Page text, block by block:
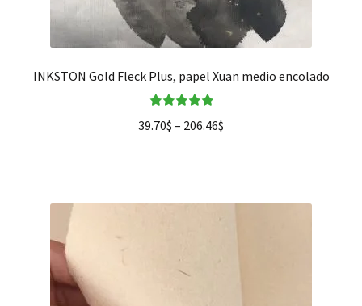
INKSTON Gold Fleck Plus, papel Xuan medio encolado
5.00
39.70$ – 206.46$